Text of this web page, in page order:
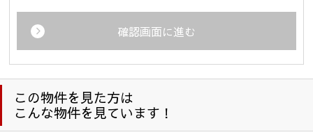
・企業主導型保育事業の運営のため
(2) 住宅等の管理業務を委託された場合、委託された業務を遂
行するために個人情報を利用します。
(3) 上記(1)の利用目的の達成に必要な範囲での、個人情報の第
三者への提供及び第三者からの提供。
(4) 上記(1)の業務及び情報、サービスの提供のための郵便物、
電話、電子メール等による営業活動。
確認画面に進む
この物件を見た方は
こんな物件を見ています！